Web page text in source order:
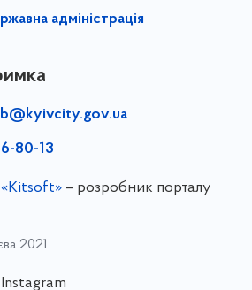
адміністрація
80-13
«Kitsoft»– розробник порталу
2021
Instagram